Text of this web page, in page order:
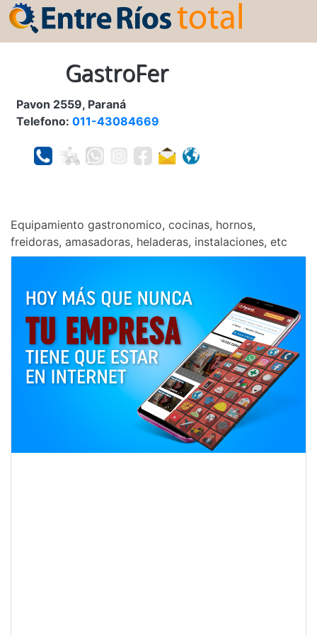
GastroFer
Pavon 2559, Paraná
Telefono: 011-43084669
Equipamiento gastronomico, cocinas, hornos,
freidoras, amasadoras, heladeras, instalaciones, etc